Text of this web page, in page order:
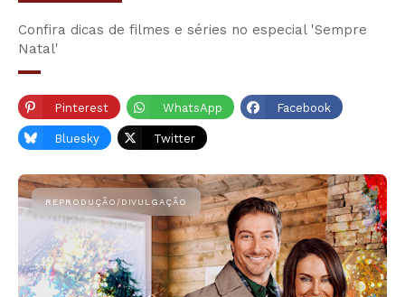
Confira dicas de filmes e séries no especial 'Sempre
Natal'
Pinterest WhatsApp Facebook
Bluesky Twitter